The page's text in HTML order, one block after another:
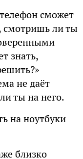
сможет
смотришь ли ты
знать,
не даёт
ты на него.
на ноутбуки
близко